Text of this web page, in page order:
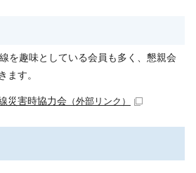
を趣味としている会員も多く、懇親会
ます。
災害時協力会 （外部リンク）